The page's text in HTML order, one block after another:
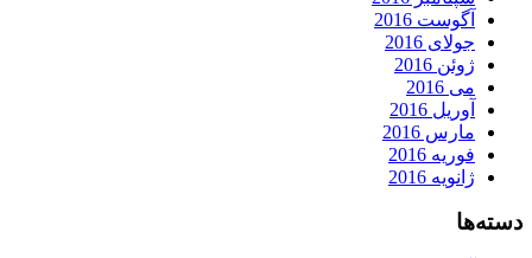
آگوست 2016
جولای 2016
ژوئن 2016
می 2016
آوریل 2016
مارس 2016
فوریه 2016
ژانویه 2016
دسته‌ها